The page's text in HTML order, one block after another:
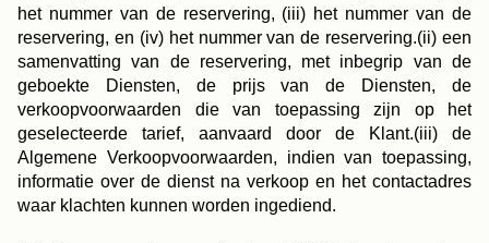
het nummer van de reservering, (iii) het nummer van de
reservering, en (iv) het nummer van de reservering.(ii) een
samenvatting van de reservering, met inbegrip van de
geboekte Diensten, de prijs van de Diensten, de
verkoopvoorwaarden die van toepassing zijn op het
geselecteerde tarief, aanvaard door de Klant.(iii) de
Algemene Verkoopvoorwaarden, indien van toepassing,
informatie over de dienst na verkoop en het contactadres
waar klachten kunnen worden ingediend.